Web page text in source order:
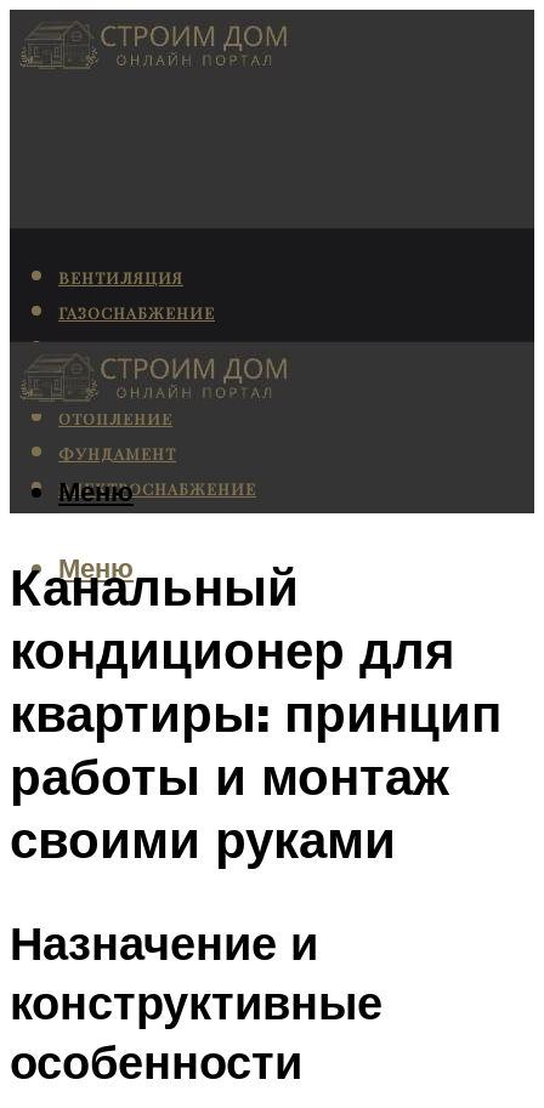
ВЕНТИЛЯЦИЯ
ГАЗОСНАБЖЕНИЕ
КАНАЛИЗАЦИЯ
КОНДИЦИОНИРОВАНИЕ
ОТОПЛЕНИЕ
ФУНДАМЕНТ
ЭЛЕКТРОСНАБЖЕНИЕ
Меню
Меню
Канальный
кондиционер для
квартиры: принцип
работы и монтаж
своими руками
Назначение и
конструктивные
особенности